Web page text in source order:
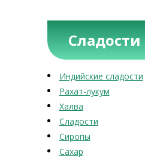
Сладости
Индийские сладости
Рахат-лукум
Халва
Сладости
Сиропы
Сахар